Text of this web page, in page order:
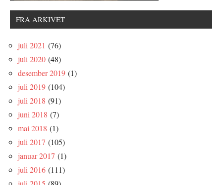
FRA ARKIVET
juli 2021 (76)
juli 2020 (48)
desember 2019 (1)
juli 2019 (104)
juli 2018 (91)
juni 2018 (7)
mai 2018 (1)
juli 2017 (105)
januar 2017 (1)
juli 2016 (111)